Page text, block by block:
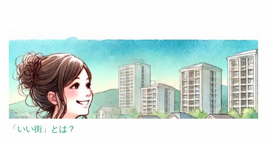
ね。AIはコードをさらっと作ってくれるけど、たいていは「それ
をコピペして、動いた！と思って終わり」なんだよね。それの繰
り返しで、そのうち飽きてしまう。そして、たくさんのコードを
コピペしただけなので何もできるようにならない。 なぜ、大塚さ
んは成功したのか。それはAIよりも「学習環境」が大きいように
思える。定期的にコードを提出し、教授に見てもらいフィードバ
ックを受ける、この部分が非常に重要だったように思えるのだ。
そこで彼女は非常に重要なことを学んでいる。「この部分はどう
しか使えない機能なんて試せないんだけど、でもOpenAIが実装す
る以前に、けっこうあちこちで深層検索って実装されていたよ
ね？ だったら、それらで充分なんじゃない？ とりあえず、主な
AIサービスの深層検索がどのぐらいなものか、調べてみようと思
ったのだけど。まぁ、自分でもこれまでけっこう深層検索は使っ
ていたので、個人的な所感で語ってもいいんだけど、せっかくだ
からAIの深層検索で調べてもらおう（笑）。 というわけで、
Perplexityのディープリサーチで、以下のようにプロンプトを送っ
「いい街」とは？